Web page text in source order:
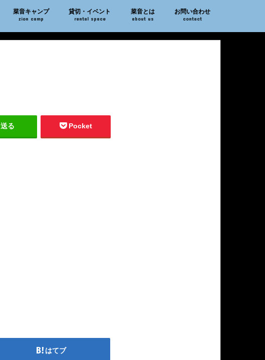
菜音キャンプ
zion camp
貸切・イベント
rental space
菜音とは
about us
お問い合わせ
contact
送る Pocket
はてブ